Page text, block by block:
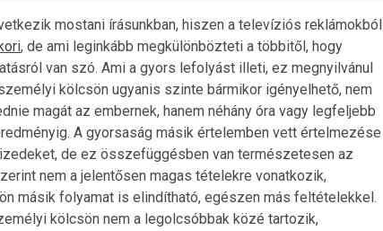
mostani írásunkban, hiszen a televíziós reklámokból
, de ami leginkább megkülönbözteti a többitől, hogy
van szó. Ami a gyors lefolyást illeti, ez megnyilvánul
kölcsön ugyanis szinte bármikor igényelhető, nem
magát az embernek, hanem néhány óra vagy legfeljebb
A gyorsaság másik értelemben vett értelmezése
de ez összefüggésben van természetesen az
nem a jelentősen magas tételekre vonatkozik,
másik folyamat is elindítható, egészen más feltételekkel.
kölcsön nem a legolcsóbbak közé tartozik,